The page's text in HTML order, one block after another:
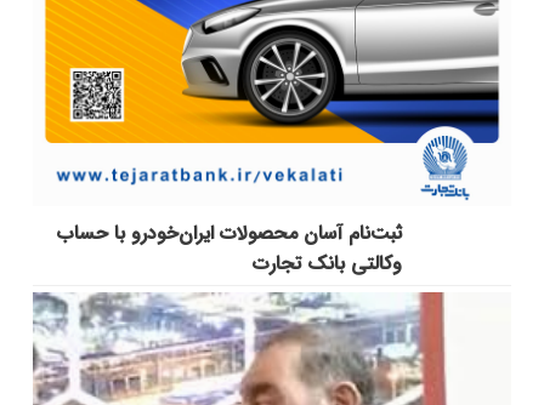
ثبت‌نام آسان محصولات ایران‌خودرو با حساب
وکالتی بانک تجارت